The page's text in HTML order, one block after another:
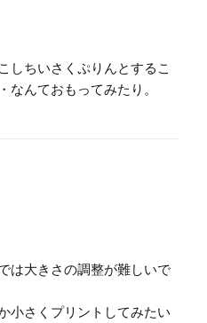
しちいさくぷりんとするこ
なんておもってみたり。
は大きさの調整が難しいで
小さくプリントしてみたい